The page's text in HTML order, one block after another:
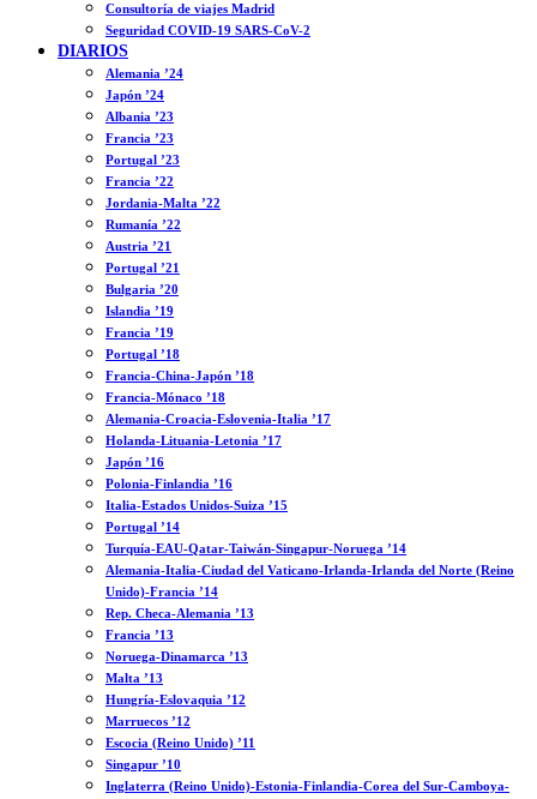
Consultoría de viajes Madrid
Seguridad COVID-19 SARS-CoV-2
DIARIOS
Alemania ’24
Japón ’24
Albania ’23
Francia ’23
Portugal ’23
Francia ’22
Jordania-Malta ’22
Rumanía ’22
Austria ’21
Portugal ’21
Bulgaria ’20
Islandia ’19
Francia ’19
Portugal ’18
Francia-China-Japón ’18
Francia-Mónaco ’18
Alemania-Croacia-Eslovenia-Italia ’17
Holanda-Lituania-Letonia ’17
Japón ’16
Polonia-Finlandia ’16
Italia-Estados Unidos-Suiza ’15
Portugal ’14
Turquía-EAU-Qatar-Taiwán-Singapur-Noruega ’14
Alemania-Italia-Ciudad del Vaticano-Irlanda-Irlanda del Norte (Reino
Unido)-Francia ’14
Rep. Checa-Alemania ’13
Francia ’13
Noruega-Dinamarca ’13
Malta ’13
Hungría-Eslovaquia ’12
Marruecos ’12
Escocia (Reino Unido) ’11
Singapur ’10
Inglaterra (Reino Unido)-Estonia-Finlandia-Corea del Sur-Camboya-